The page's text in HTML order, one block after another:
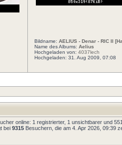
Bildname: AELIUS - Denar - RIC II
Name des Albums: Aelius
Hochgeladen von: 4037lech
Hochgeladen: 31. Aug 2009, 07:08
online: 1 registrierter, 1 unsichtbarer und
bei 9315 Besuchern, die am 4. Apr 2026, 09:39